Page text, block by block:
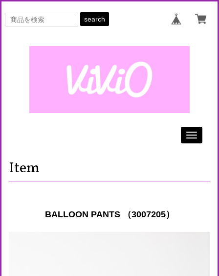
search
Toggle
Item
BALLOON PANTS （3007205）